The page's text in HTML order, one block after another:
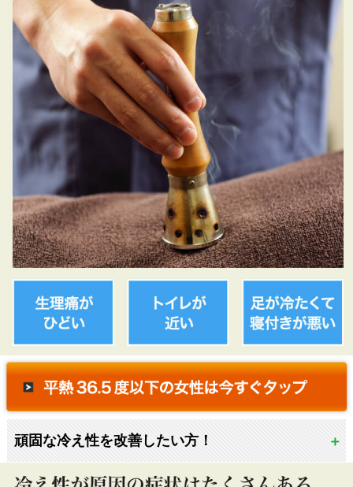
頑固な冷え性を改善したい方！